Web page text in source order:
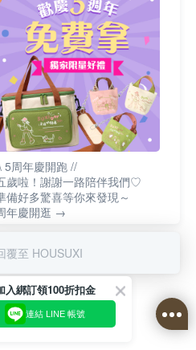
5周年慶開跑 //
歲啦！謝謝一路陪伴我們♡
備好多驚喜等你來發現～
年慶開逛 →
覆至 HOUSUXI
入綁訂領100折扣金
連結 LINE 帳號